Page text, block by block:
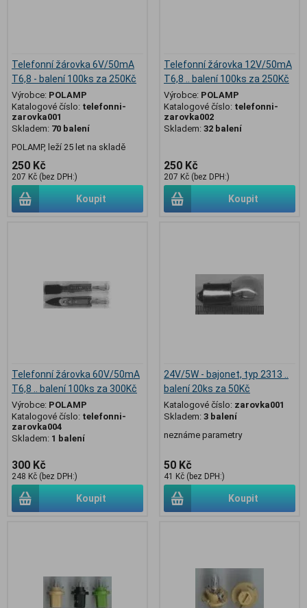
Telefonní žárovka 6V/50mA
T6,8 - balení 100ks za 250Kč
Výrobce: POLAMP
Katalogové číslo: telefonni-
zarovka001
Skladem: 70 balení
POLAMP, leží 25 let na skladě
250 Kč
207 Kč (bez DPH:)
Koupit
Telefonní žárovka 12V/50mA
T6,8 .. balení 100ks za 250Kč
Výrobce: POLAMP
Katalogové číslo: telefonni-
zarovka002
Skladem: 32 balení
250 Kč
207 Kč (bez DPH:)
Koupit
Telefonní žárovka 60V/50mA
T6,8 .. balení 100ks za 300Kč
Výrobce: POLAMP
Katalogové číslo: telefonni-
zarovka004
Skladem: 1 balení
300 Kč
248 Kč (bez DPH:)
Koupit
24V/5W - bajonet, typ 2313 ..
balení 20ks za 50Kč
Katalogové číslo: zarovka001
Skladem: 3 balení
neznáme parametry
50 Kč
41 Kč (bez DPH:)
Koupit